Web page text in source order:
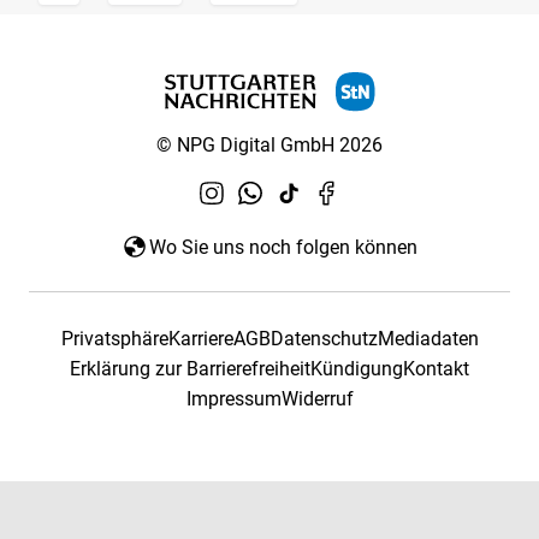
© NPG Digital GmbH 2026
Wo Sie uns noch folgen können
PrivatsphäreKarriereAGBDatenschutzMediadaten
Erklärung zur BarrierefreiheitKündigungKontakt
ImpressumWiderruf